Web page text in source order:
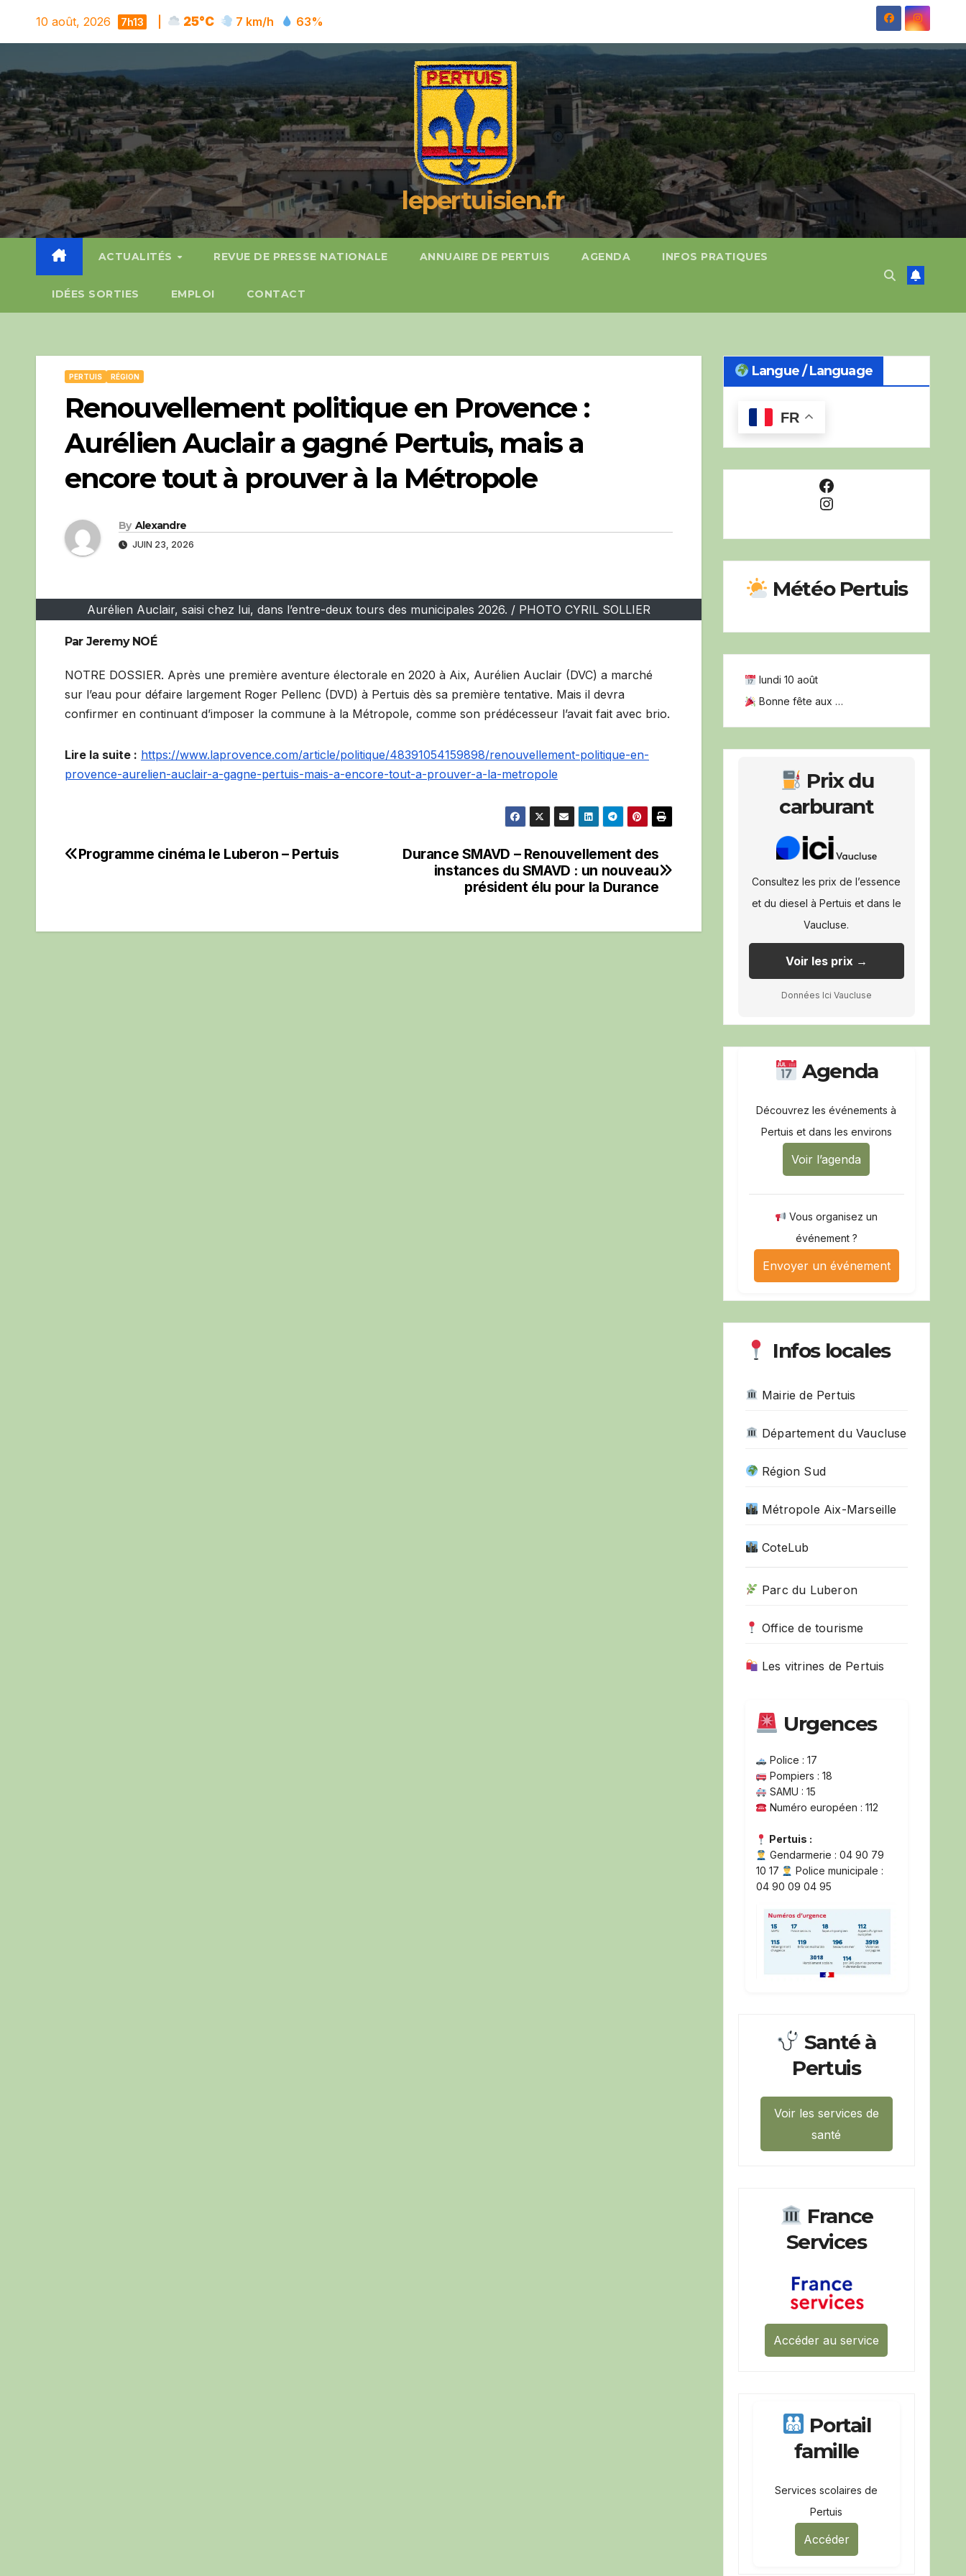
10 août, 2026 7h13 25°C 7 km/h 63%
lepertuisien.fr
ACTUALITÉS REVUE DE PRESSE NATIONALE ANNUAIRE DE PERTUIS AGENDA INFOS PRATIQUES
IDÉES SORTIES EMPLOI CONTACT
PERTUIS RÉGION
Renouvellement politique en Provence :
Aurélien Auclair a gagné Pertuis, mais a
encore tout à prouver à la Métropole
By Alexandre
JUIN 23, 2026
Aurélien Auclair, saisi chez lui, dans l’entre-deux tours des municipales 2026. / PHOTO CYRIL SOLLIER
Par Jeremy NOÉ
NOTRE DOSSIER. Après une première aventure électorale en 2020 à Aix, Aurélien Auclair (DVC) a marché
sur l’eau pour défaire largement Roger Pellenc (DVD) à Pertuis dès sa première tentative. Mais il devra
confirmer en continuant d’imposer la commune à la Métropole, comme son prédécesseur l’avait fait avec brio.
Lire la suite : https://www.laprovence.com/article/politique/48391054159898/renouvellement-politique-en-
provence-aurelien-auclair-a-gagne-pertuis-mais-a-encore-tout-a-prouver-a-la-metropole
Navigation
Durance SMAVD – Renouvellement des
instances du SMAVD : un nouveau
président élu pour la Durance
Programme cinéma le Luberon – Pertuis
Langue / Language
FR
Facebook
Instagram
Météo Pertuis
lundi 10 août
Bonne fête aux …
Prix du
carburant
Consultez les prix de l’essence
et du diesel à Pertuis et dans le
Vaucluse.
Voir les prix →
Données Ici Vaucluse
Agenda
Découvrez les événements à
Pertuis et dans les environs
Voir l’agenda
Vous organisez un
événement ?
Envoyer un événement
Infos locales
Mairie de Pertuis
Département du Vaucluse
Région Sud
Métropole Aix-Marseille
CoteLub
Parc du Luberon
Office de tourisme
Les vitrines de Pertuis
Urgences
Police : 17
Pompiers : 18
SAMU : 15
Numéro européen : 112
Pertuis :
Gendarmerie : 04 90 79
10 17
Police municipale :
04 90 09 04 95
Santé à
Pertuis
Voir les services de
santé
France
Services
Accéder au service
Portail
famille
Services scolaires de
Pertuis
Accéder